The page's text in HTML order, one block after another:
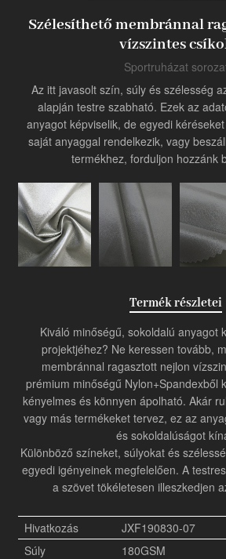
Szélesíthető membránnal
vízszintes
Sportruházat
Az itt javasolt szín, súly és szélesség
alapján testre szabható. Ezek az
anyagot képviselik, de egyedi
saját anyaggal rendelkezik, vagy
termékhez, forduljon hozzánk
Termék részletei
Kiváló minőségű, sokoldalú anyagot
projektjéhez? Ne keressen tovább,
membránnal ragasztott nejlon
prémium minőségű Nylon+Spandexből
kényelmes és könnyen ápolható. Akár
vagy más termékeket tervez, ez az
és sokoldalúságot
Különböző színeket, súlyokat és
egyedi igényeinek megfelelően. A
a szövet tökéletesen illeszkedjen
Hivatkozás
JXF190830-07
Súly
180GSM